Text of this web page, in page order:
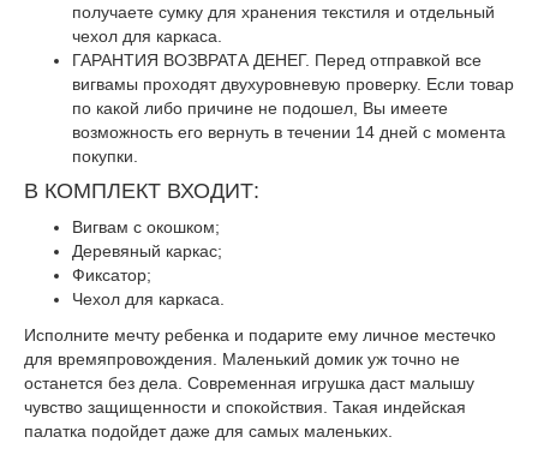
получаете сумку для хранения текстиля и отдельный
чехол для каркаса.
ГАРАНТИЯ ВОЗВРАТА ДЕНЕГ. Перед отправкой все
вигвамы проходят двухуровневую проверку. Если товар
по какой либо причине не подошел, Вы имеете
возможность его вернуть в течении 14 дней с момента
покупки.
В КОМПЛЕКТ ВХОДИТ:
Вигвам с окошком;
Деревяный каркас;
Фиксатор;
Чехол для каркаса.
Исполните мечту ребенка и подарите ему личное местечко
для времяпровождения. Маленький домик уж точно не
останется без дела. Современная игрушка даст малышу
чувство защищенности и спокойствия. Такая индейская
палатка подойдет даже для самых маленьких.